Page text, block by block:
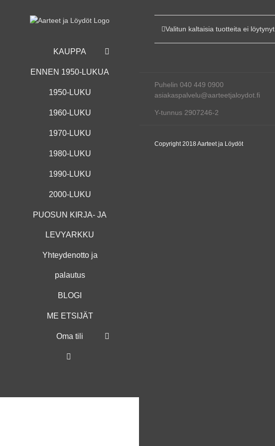
KAUPPA
ENNEN 1950-LUKUA
1950-LUKU
1960-LUKU
1970-LUKU
1980-LUKU
1990-LUKU
2000-LUKU
PUOSUN KIRJA- JA
LEVYARKKU
Yhteydenotto ja
palautus
BLOGI
ME ETSIJÄT
Oma tili
Valitun kaltaisia tuotteita ei löytynyt.
Puhelin 040 449 0900
asiakaspalvelu@aarteetjaloydot.fi
Y-tunnus 2907246-2
Copyright 2018 Aarteet ja Löydöt